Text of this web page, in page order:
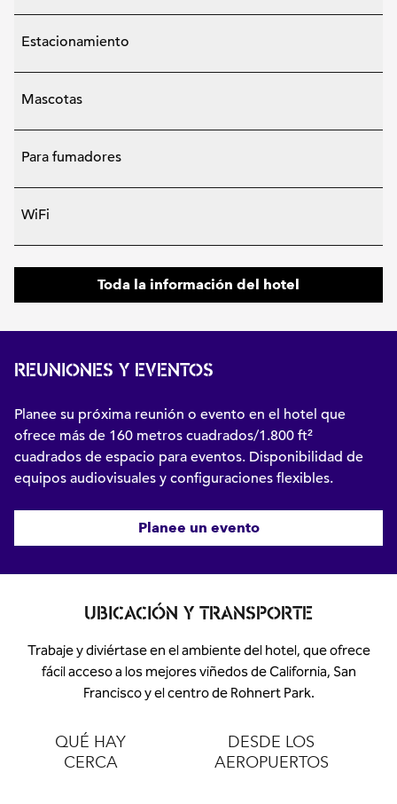
Estacionamiento
Mascotas
Para fumadores
WiFi
Toda la información del hotel
REUNIONES Y EVENTOS
Planee su próxima reunión o evento en el hotel que
ofrece más de 160 metros cuadrados/1.800 ft²
cuadrados de espacio para eventos. Disponibilidad de
equipos audiovisuales y configuraciones flexibles.
Planee un evento
UBICACIÓN Y TRANSPORTE
Trabaje y diviértase en el ambiente del hotel, que ofrece
fácil acceso a los mejores viñedos de California, San
Francisco y el centro de Rohnert Park.
QUÉ HAY
CERCA
DESDE LOS
AEROPUERTOS